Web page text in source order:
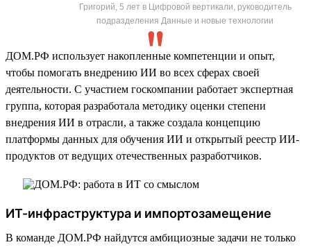
Григорий, 5 лет в Цифровой вертикали, руководитель
подразделения Данные и новые технологии
ДОМ.РФ использует накопленные компетенции и опыт,
чтобы помогать внедрению ИИ во всех сферах своей
деятельности. С участием госкомпании работает экспертная
группа, которая разработала методику оценки степени
внедрения ИИ в отрасли, а также создала концепцию
платформы данных для обучения ИИ и открытый реестр ИИ-
продуктов от ведущих отечественных разработчиков.
ИТ-инфраструктура и импортозамещение
В команде ДОМ.РФ найдутся амбициозные задачи не только